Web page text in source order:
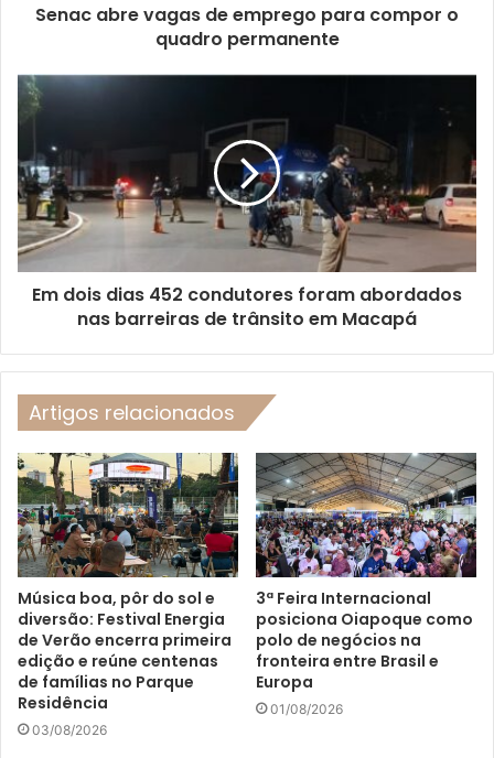
Senac abre vagas de emprego para compor o
quadro permanente
Em dois dias 452 condutores foram abordados
nas barreiras de trânsito em Macapá
Artigos relacionados
Música boa, pôr do sol e
diversão: Festival Energia
de Verão encerra primeira
edição e reúne centenas
de famílias no Parque
Residência
03/08/2026
3ª Feira Internacional
posiciona Oiapoque como
polo de negócios na
fronteira entre Brasil e
Europa
01/08/2026